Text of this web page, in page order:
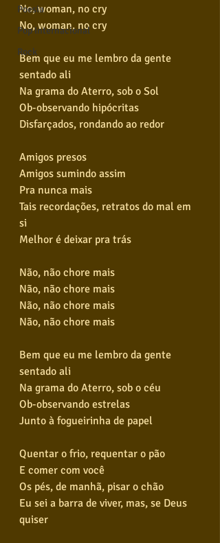
Poesia
Pop Internacional
Rock
No, woman, no cry
No, woman, no cry
Bem que eu me lembro da gente
sentado ali
Na grama do Aterro, sob o Sol
Ob-observando hipócritas
Disfarçados, rondando ao redor
Amigos presos
Amigos sumindo assim
Pra nunca mais
Tais recordações, retratos do mal em
si
Melhor é deixar pra trás
Não, não chore mais
Não, não chore mais
Não, não chore mais
Não, não chore mais
Bem que eu me lembro da gente
sentado ali
Na grama do Aterro, sob o céu
Ob-observando estrelas
Junto à fogueirinha de papel
Quentar o frio, requentar o pão
E comer com você
Os pés, de manhã, pisar o chão
Eu sei a barra de viver, mas, se Deus
quiser